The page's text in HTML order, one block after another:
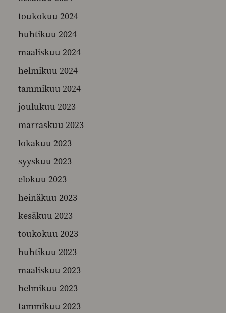
toukokuu 2024
huhtikuu 2024
maaliskuu 2024
helmikuu 2024
tammikuu 2024
joulukuu 2023
marraskuu 2023
lokakuu 2023
syyskuu 2023
elokuu 2023
heinäkuu 2023
kesäkuu 2023
toukokuu 2023
huhtikuu 2023
maaliskuu 2023
helmikuu 2023
tammikuu 2023